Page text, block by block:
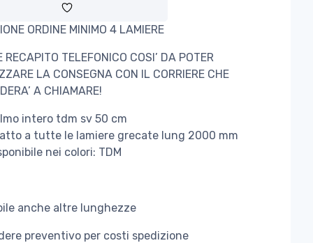
ORDINE MINIMO 4 LAMIERE
RECAPITO TELEFONICO COSI’ DA POTER
LA CONSEGNA CON IL CORRIERE CHE
A CHIAMARE!
intero tdm sv 50 cm
a tutte le lamiere grecate lung 2000 mm
nei colori: TDM
anche altre lunghezze
preventivo per costi spedizione